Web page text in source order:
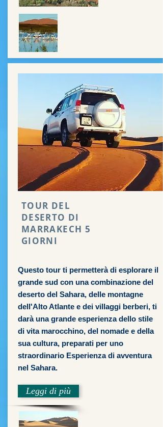
TOUR DEL
DESERTO DI
MARRAKECH 5
GIORNI
Questo tour ti permetterà di esplorare il
grande sud con una combinazione del
deserto del Sahara, delle montagne
dell'Alto Atlante e dei villaggi berberi, ti
darà una grande esperienza dello stile
di vita marocchino, del nomade e della
sua cultura, preparati per uno
straordinario Esperienza di avventura
nel Sahara.
Leggi di più